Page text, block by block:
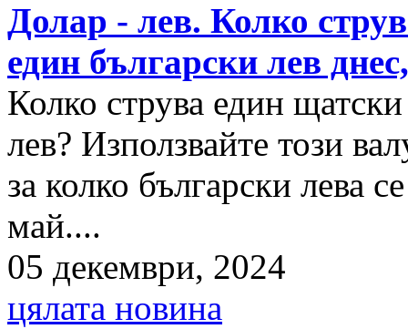
Долар - лев. Колко
един български лев
Колко струва един
лев? Използвайте този
за колко български лева
май....
05 декември, 2024
цялата новина